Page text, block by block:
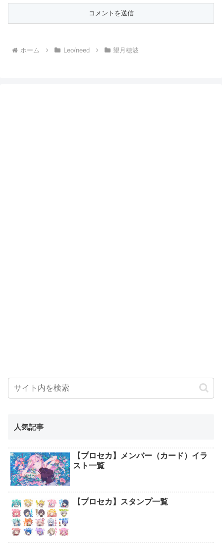
ホーム Leo/need 望月穂波
人気記事
【プロセカ】メンバー（カード）イラ
スト一覧
【プロセカ】スタンプ一覧